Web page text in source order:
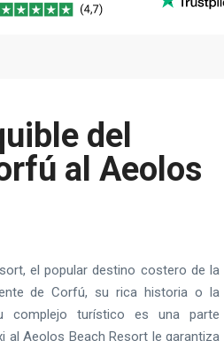
del
al Aeolos
el popular destino costero de la
de Corfú, su rica historia o la
complejo turístico es una parte
al Aeolos Beach Resort le garantiza